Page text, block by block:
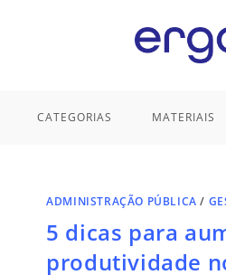
CATEGORIAS MATERIAIS
ADMINISTRAÇÃO PÚBLICA /
5 dicas para
produtividade